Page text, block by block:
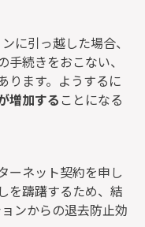
に引っ越した場合、
続きをおこない、
ります。ようするに
増加する ことになる
ーネット契約を申し
を躊躇するため、結
ンからの退去防止効